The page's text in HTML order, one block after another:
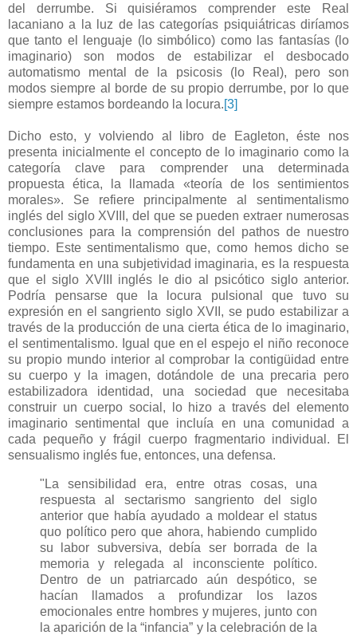
del derrumbe. Si quisiéramos comprender este Real
lacaniano a la luz de las categorías psiquiátricas diríamos
que tanto el lenguaje (lo simbólico) como las fantasías (lo
imaginario) son modos de estabilizar el desbocado
automatismo mental de la psicosis (lo Real), pero son
modos siempre al borde de su propio derrumbe, por lo que
siempre estamos bordeando la locura.[3]
Dicho esto, y volviendo al libro de Eagleton, éste nos
presenta inicialmente el concepto de lo imaginario como la
categoría clave para comprender una determinada
propuesta ética, la llamada «teoría de los sentimientos
morales». Se refiere principalmente al sentimentalismo
inglés del siglo XVIII, del que se pueden extraer numerosas
conclusiones para la comprensión del pathos de nuestro
tiempo. Este sentimentalismo que, como hemos dicho se
fundamenta en una subjetividad imaginaria, es la respuesta
que el siglo XVIII inglés le dio al psicótico siglo anterior.
Podría pensarse que la locura pulsional que tuvo su
expresión en el sangriento siglo XVII, se pudo estabilizar a
través de la producción de una cierta ética de lo imaginario,
el sentimentalismo. Igual que en el espejo el niño reconoce
su propio mundo interior al comprobar la contigüidad entre
su cuerpo y la imagen, dotándole de una precaria pero
estabilizadora identidad, una sociedad que necesitaba
construir un cuerpo social, lo hizo a través del elemento
imaginario sentimental que incluía en una comunidad a
cada pequeño y frágil cuerpo fragmentario individual. El
sensualismo inglés fue, entonces, una defensa.
"La sensibilidad era, entre otras cosas, una
respuesta al sectarismo sangriento del siglo
anterior que había ayudado a moldear el status
quo político pero que ahora, habiendo cumplido
su labor subversiva, debía ser borrada de la
memoria y relegada al inconsciente político.
Dentro de un patriarcado aún despótico, se
hacían llamados a profundizar los lazos
emocionales entre hombres y mujeres, junto con
la aparición de la “infancia” y la celebración de la